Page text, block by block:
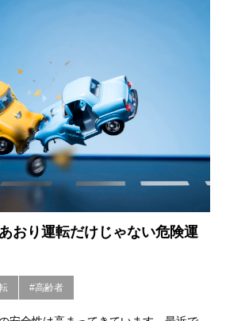
おり運転だけじゃない危険運
#高齢者